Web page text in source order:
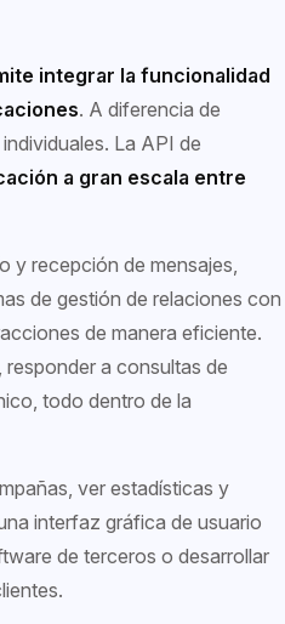
integrar la funcionalidad
. A diferencia de
La API de
a gran escala entre
y recepción de mensajes,
de gestión de relaciones con
de manera eficiente.
a consultas de
todo dentro de la
ver estadísticas y
interfaz gráfica de usuario
de terceros o desarrollar